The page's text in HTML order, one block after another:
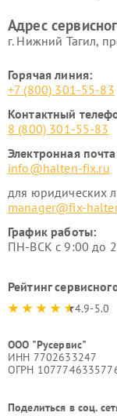
Адрес
г. Нижний Тагил,
Горячая линия:
+7 (800) 301-55-83
Контактный
8 (800) 301-55-83
Электронная
info@halten-fix.ru
для юридических
manager@fix-
График работы:
ПН-ВСК с 9:00 до
Рейтинг
4.9-5.0
ООО "Русервис"
ИНН 7702633247
ОГРН
Поделиться в соц.